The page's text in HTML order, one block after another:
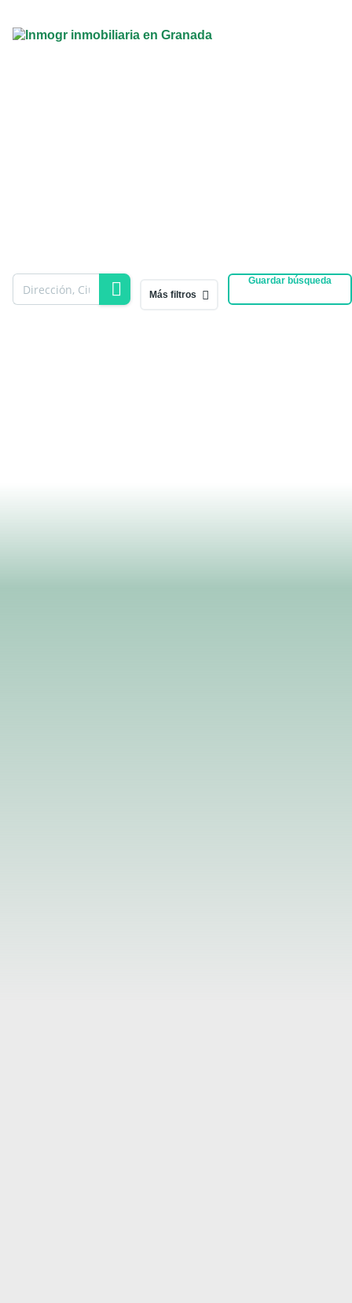
Guardar búsqueda
Más filtros